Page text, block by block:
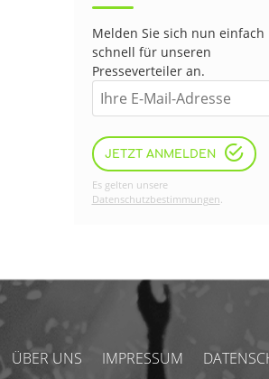
Melden Sie sich nun einfach
schnell für unseren
Presseverteiler an.
JETZT ANMELDEN
Es gelten unsere
Datenschutzbestimmungen.
ÜBER UNS IMPRESSUM